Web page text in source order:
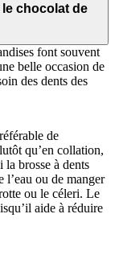
le chocolat de
font souvent
belle occasion de
des dents des
de
qu’en collation,
la brosse à dents
l’eau ou de manger
ou le céleri. Le
aide à réduire